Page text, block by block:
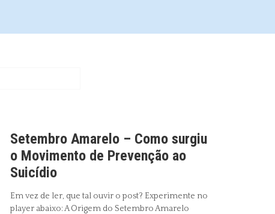
Setembro Amarelo – Como surgiu
o Movimento de Prevenção ao
Suicídio
Em vez de ler, que tal ouvir o post? Experimente no
player abaixo: A Origem do Setembro Amarelo